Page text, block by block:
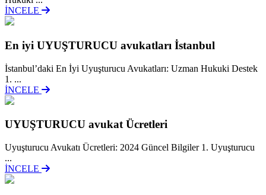
İNCELE
En iyi UYUŞTURUCU avukatları İstanbul
İstanbul’daki En İyi Uyuşturucu Avukatları: Uzman Hukuki Destek
1. ...
İNCELE
UYUŞTURUCU avukat Ücretleri
Uyuşturucu Avukatı Ücretleri: 2024 Güncel Bilgiler 1. Uyuşturucu
...
İNCELE